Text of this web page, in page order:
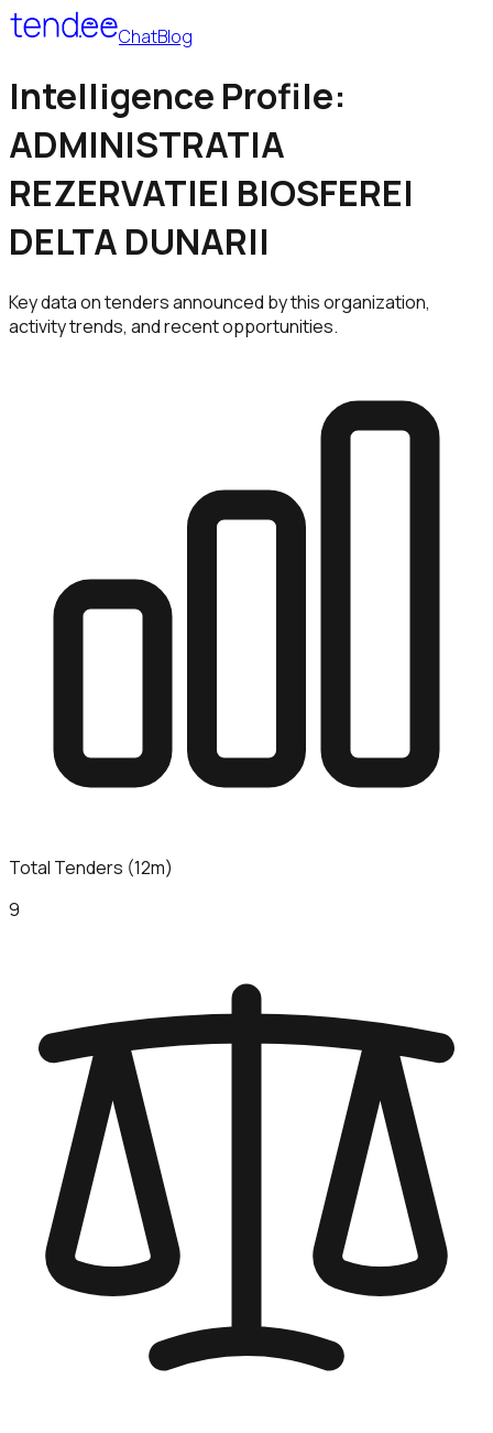
ChatBlog
Intelligence Profile:
ADMINISTRATIA
REZERVATIEI BIOSFEREI
DELTA DUNARII
Key data on tenders announced by this organization,
activity trends, and recent opportunities.
Total Tenders (12m)
9